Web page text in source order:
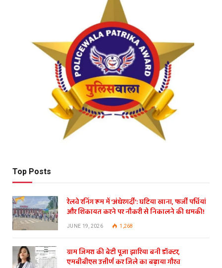
Top Posts
रेलवे रनिंग रूम में ‘अंधेरगर्दी’: घटिया खाना, फर्जी पर्चियां
और शिकायत करने पर नौकरी से निकालने की धमकी!
JUNE 19, 2026 1,268
ग्राम जिमरा की बेटी पूजा झारिया बनी डॉक्टर,
एमबीबीएस उत्तीर्ण कर जिले का बढ़ाया गौरव